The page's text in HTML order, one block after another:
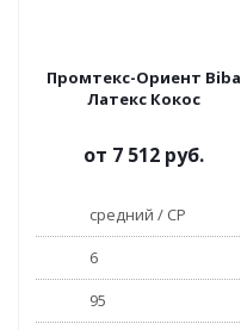
Промтекс-Ориент Biba
Латекс Кокос
от 7 512 руб.
средний / СР
6
95